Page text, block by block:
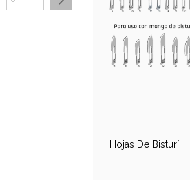
Hojas De Bisturí